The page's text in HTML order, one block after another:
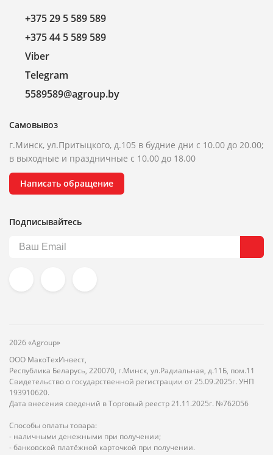
+375 29 5 589 589
+375 44 5 589 589
Viber
Telegram
5589589@agroup.by
Самовывоз
г.Минск, ул.Притыцкого, д.105 в будние дни с 10.00 до 20.00;
в выходные и праздничные с 10.00 до 18.00
Написать обращение
Подписывайтесь
2026 «Agroup»
ООО МакоТехИнвест,
Республика Беларусь, 220070, г.Минск, ул.Радиальная, д.11Б, пом.11
Свидетельство о государственной регистрации от 25.09.2025г. УНП
193910620.
Дата внесения сведений в Торговый реестр 21.11.2025г. №762056
Способы оплаты товара:
- наличными денежными при получении;
- банковской платёжной карточкой при получении.